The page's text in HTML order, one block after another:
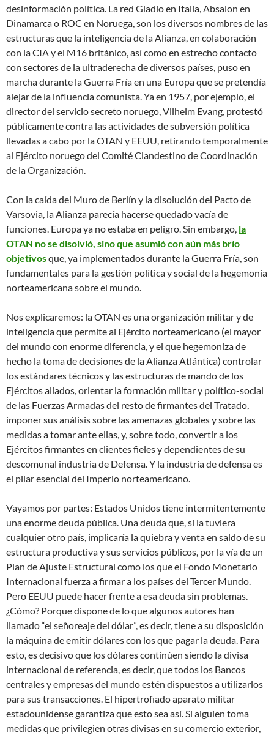
desinformación política. La red Gladio en Italia, Absalon en
Dinamarca o ROC en Noruega, son los diversos nombres de las
estructuras que la inteligencia de la Alianza, en colaboración
con la CIA y el M16 británico, así como en estrecho contacto
con sectores de la ultraderecha de diversos países, puso en
marcha durante la Guerra Fría en una Europa que se pretendía
alejar de la influencia comunista. Ya en 1957, por ejemplo, el
director del servicio secreto noruego, Vilhelm Evang, protestó
públicamente contra las actividades de subversión política
llevadas a cabo por la OTAN y EEUU, retirando temporalmente
al Ejército noruego del Comité Clandestino de Coordinación
de la Organización.
Con la caída del Muro de Berlín y la disolución del Pacto de
Varsovia, la Alianza parecía hacerse quedado vacía de
funciones. Europa ya no estaba en peligro. Sin embargo, la
OTAN no se disolvió, sino que asumió con aún más brío
objetivosque, ya implementados durante la Guerra Fría, son
fundamentales para la gestión política y social de la hegemonía
norteamericana sobre el mundo.
Nos explicaremos: la OTAN es una organización militar y de
inteligencia que permite al Ejército norteamericano (el mayor
del mundo con enorme diferencia, y el que hegemoniza de
hecho la toma de decisiones de la Alianza Atlántica) controlar
los estándares técnicos y las estructuras de mando de los
Ejércitos aliados, orientar la formación militar y político-social
de las Fuerzas Armadas del resto de firmantes del Tratado,
imponer sus análisis sobre las amenazas globales y sobre las
medidas a tomar ante ellas, y, sobre todo, convertir a los
Ejércitos firmantes en clientes fieles y dependientes de su
descomunal industria de Defensa. Y la industria de defensa es
el pilar esencial del Imperio norteamericano.
Vayamos por partes: Estados Unidos tiene intermitentemente
una enorme deuda pública. Una deuda que, si la tuviera
cualquier otro país, implicaría la quiebra y venta en saldo de su
estructura productiva y sus servicios públicos, por la vía de un
Plan de Ajuste Estructural como los que el Fondo Monetario
Internacional fuerza a firmar a los países del Tercer Mundo.
Pero EEUU puede hacer frente a esa deuda sin problemas.
¿Cómo? Porque dispone de lo que algunos autores han
llamado “el señoreaje del dólar”, es decir, tiene a su disposición
la máquina de emitir dólares con los que pagar la deuda. Para
esto, es decisivo que los dólares continúen siendo la divisa
internacional de referencia, es decir, que todos los Bancos
centrales y empresas del mundo estén dispuestos a utilizarlos
para sus transacciones. El hipertrofiado aparato militar
estadounidense garantiza que esto sea así. Si alguien toma
medidas que privilegien otras divisas en su comercio exterior,